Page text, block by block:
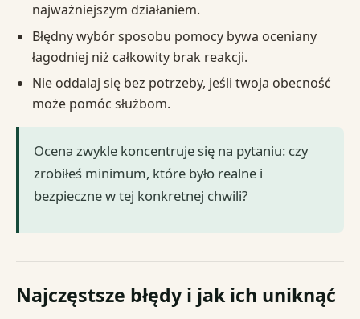
najważniejszym działaniem.
Błędny wybór sposobu pomocy bywa oceniany
łagodniej niż całkowity brak reakcji.
Nie oddalaj się bez potrzeby, jeśli twoja obecność
może pomóc służbom.
Ocena zwykle koncentruje się na pytaniu: czy
zrobiłeś minimum, które było realne i
bezpieczne w tej konkretnej chwili?
Najczęstsze błędy i jak ich uniknąć